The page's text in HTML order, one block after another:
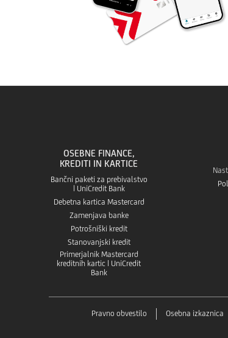
OSEBNE FINANCE,
KREDITI IN KARTICE
Bančni paketi za prebivalstvo
| UniCredit Bank
Debetna kartica Mastercard
Zamenjava banke
Potrošniški kredit
Stanovanjski kredit
Primerjalnik Mastercard
kreditnih kartic | UniCredit
Bank
Pravno obvestilo Osebna izkaznica